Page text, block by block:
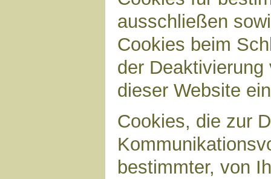
ausschließen
Cookies beim
der
dieser Website
Cookies, die zur
bestimmter, von